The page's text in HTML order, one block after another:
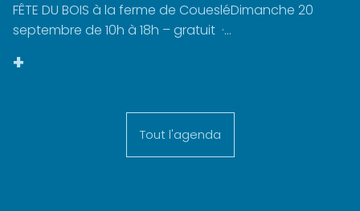
FÊTE DU BOIS à la ferme de CouesléDimanche 20
septembre de 10h à 18h – gratuit ·...
+
Tout l'agenda